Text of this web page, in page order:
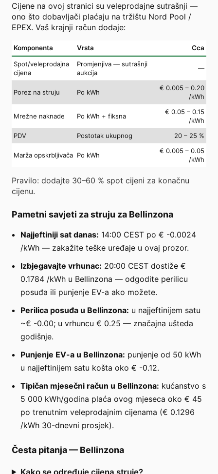
Cijene na ovoj stranici su veleprodajne sutrašnji —
ono što dobavljači plaćaju na tržištu Nord Pool /
EPEX. Vaš krajnji račun dodaje:
Komponenta Vrsta Cca
Spot/veleprodajna
cijena
Promjenjiva — sutrašnji
aukcija
—
Porez na struju Po kWh
€ 0.005 – 0.20
/kWh
Mrežne naknade Po kWh + fiksna
€ 0.05 – 0.15
/kWh
PDV
Postotak ukupnog 20 – 25 %
Marža opskrbljivača Po kWh
€ 0.005 – 0.05
/kWh
Pravilo: dodajte 30–60 % spot cijeni za konačnu
cijenu.
Pametni savjeti za struju za Bellinzona
Najjeftiniji sat danas: 14:00 CEST po € -0.0024
/kWh — zakažite teške uređaje u ovaj prozor.
Izbjegavajte vrhunac: 20:00 CEST dostiže €
0.1784 /kWh u Bellinzona — odgodite perilicu
posuđa ili punjenje EV-a ako možete.
Perilica posuđa u Bellinzona: u najjeftinijem satu
~€ -0.00; u vrhuncu € 0.25 — značajna ušteda
godišnje.
Punjenje EV-a u Bellinzona: punjenje od 50 kWh
u najjeftinijem satu košta oko € -0.12.
Tipičan mjesečni račun u Bellinzona: kućanstvo s
5 000 kWh/godina plaća ovog mjeseca oko € 45
po trenutnim veleprodajnim cijenama (€ 0.1296
/kWh 30-dnevni prosjek).
Česta pitanja— Bellinzona
Kako se određuje cijena struje?